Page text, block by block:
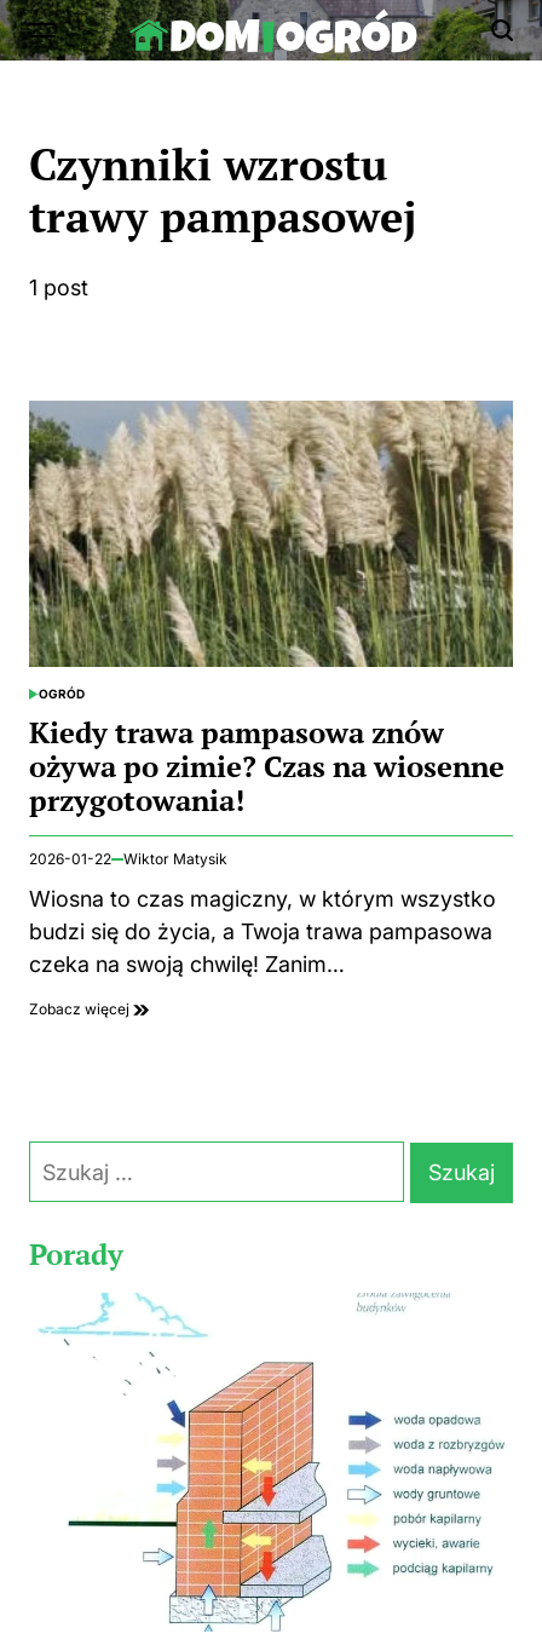
Skip
to
Czynniki wzrostu
trawy pampasowej
1 post
POSTED
OGRÓD
Kiedy trawa pampasowa znów
ożywa po zimie? Czas na wiosenne
przygotowania!
2026-01-22 Wiktor Matysik
Wiosna to czas magiczny, w którym wszystko
budzi się do życia, a Twoja trawa pampasowa
czeka na swoją chwilę! Zanim…
Zobacz więcej
Szukaj:
Porady